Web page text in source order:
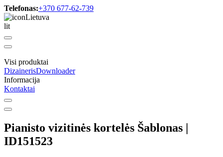
Telefonas:+370 677-62-739
Lietuva
lit
Visi produktai
DizainerisDownloader
Informacija
Kontaktai
Pianisto vizitinės kortelės Šablonas |
ID151523